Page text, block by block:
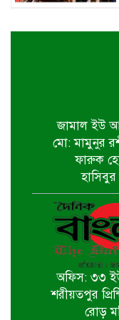
জামাল ইউ
মো: মামুনুর
ফারুক
অফিস: ৩৩
শরীয়তপুর
রোড়